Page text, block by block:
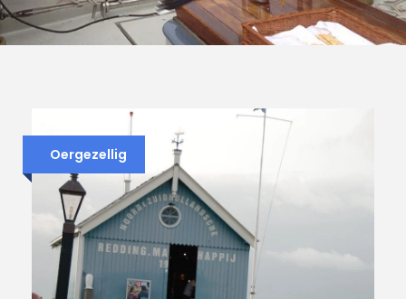
Oergezellig